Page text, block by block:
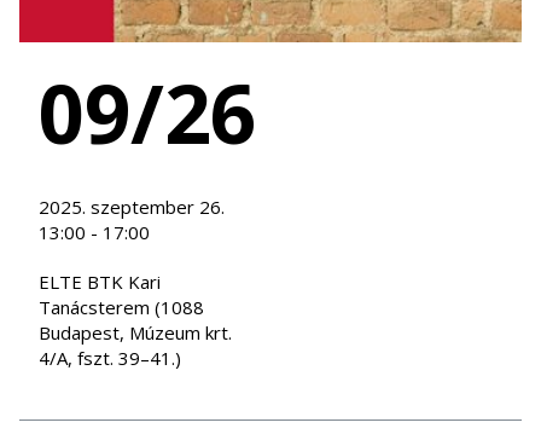
09/26
2025. szeptember 26.
13:00 - 17:00
ELTE BTK Kari
Tanácsterem (1088
Budapest, Múzeum krt.
4/A, fszt. 39–41.)